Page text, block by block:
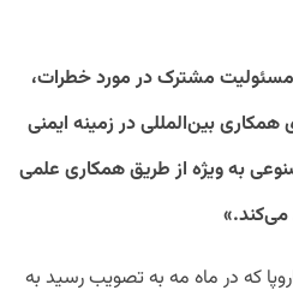
و مسئولیت مشترک در مورد خطرات،
بین‌المللی در زمینه ایمنی
به ویژه از طریق همکاری علمی
که در ماه مه به تصویب رسید به